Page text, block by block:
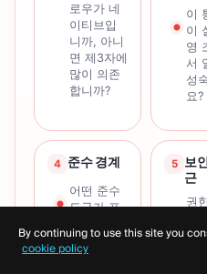
로우가 네
이티브입
니까, 아니
면 제3자에
많이 의존
합니까?
이
이
영
서
성
요?
4 준수 경계
어떤 준수
도구가 포
습니까?
5
보
근
권
로
목차
By continuing to use this site you
cookie policy